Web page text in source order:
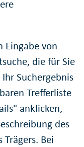
Eingabe von
die für Sie
Suchergebnis
Trefferliste
anklicken,
des
Bei